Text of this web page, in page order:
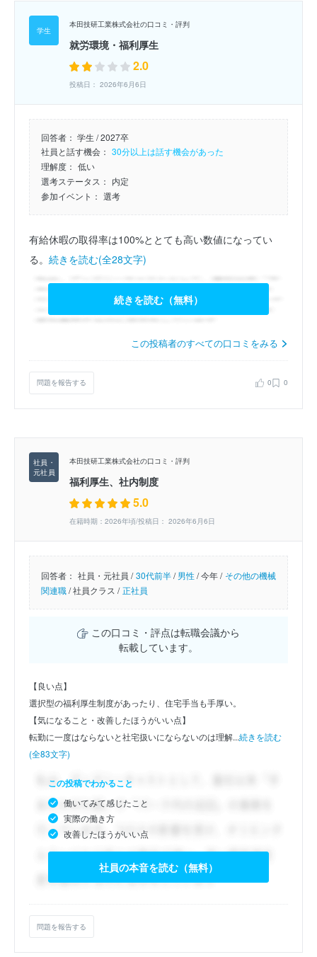
本田技研工業株式会社の口コミ・評判
就労環境・福利厚生
2.0
投稿日： 2026年6月6日
回答者： 学生 / 2027卒
社員と話す機会： 30分以上は話す機会があった
理解度： 低い
選考ステータス： 内定
参加イベント： 選考
有給休暇の取得率は100%ととても高い数値になってい
る。 続きを読む(全28文字)
続きを読む（無料）
この投稿者のすべての口コミをみる
問題を報告する 0 0
本田技研工業株式会社の口コミ・評判
福利厚生、社内制度
5.0
在籍時期：2026年頃/投稿日： 2026年6月6日
回答者： 社員・元社員 / 30代前半/男性/今年 / その他の機械
関連職/社員クラス / 正社員
この口コミ・評点は転職会議から
転載しています。
【良い点】
選択型の福利厚生制度があったり、住宅手当も手厚い。
【気になること・改善したほうがいい点】
転勤に一度はならないと社宅扱いにならないのは理解...続きを読む
(全83文字)
この投稿でわかること
働いてみて感じたこと
実際の働き方
改善したほうがいい点
社員の本音を読む（無料）
問題を報告する